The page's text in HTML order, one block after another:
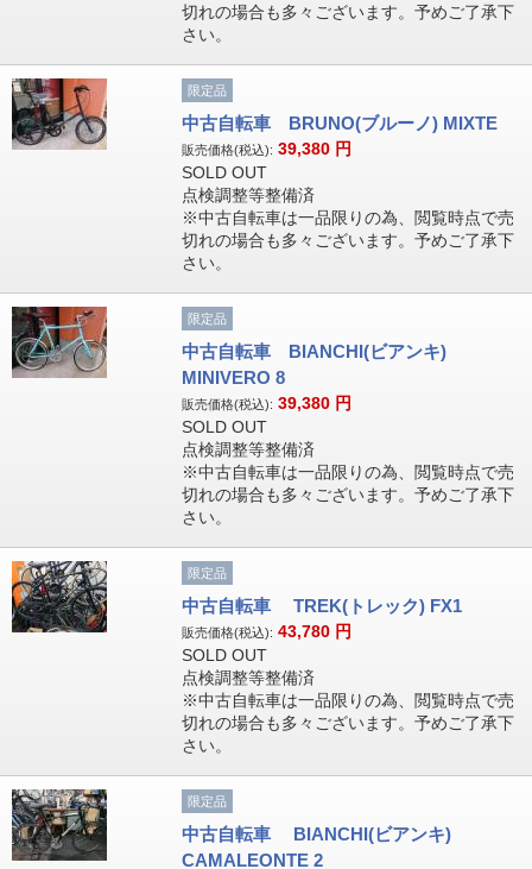
切れの場合も多々ございます。予めご了承下
さい。
限定品
中古自転車 BRUNO(ブルーノ) MIXTE
販売価格(税込): 39,380 円
SOLD OUT
点検調整等整備済
※中古自転車は一品限りの為、閲覧時点で売
切れの場合も多々ございます。予めご了承下
さい。
限定品
中古自転車 BIANCHI(ビアンキ)
MINIVERO 8
販売価格(税込): 39,380 円
SOLD OUT
点検調整等整備済
※中古自転車は一品限りの為、閲覧時点で売
切れの場合も多々ございます。予めご了承下
さい。
限定品
中古自転車 TREK(トレック) FX1
販売価格(税込): 43,780 円
SOLD OUT
点検調整等整備済
※中古自転車は一品限りの為、閲覧時点で売
切れの場合も多々ございます。予めご了承下
さい。
限定品
中古自転車 BIANCHI(ビアンキ)
CAMALEONTE 2